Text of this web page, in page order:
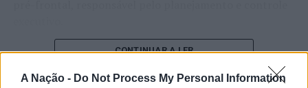
A Nação - Do Not Process My Personal Information
Relembrando o sucesso doSunset Marketdo ano
passado, o evento deste ano tem também como objetivo
O pesquisador afirma que plataformas digitais também
estimulam continuamente o sistema de recompensa do
cérebro, favorecendo a fadiga mental, a dificuldade de
CONTINUAR A LER